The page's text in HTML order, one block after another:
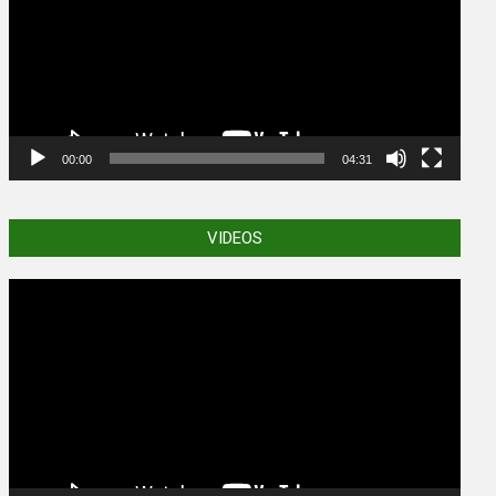
00:00 04:31
VIDEOS